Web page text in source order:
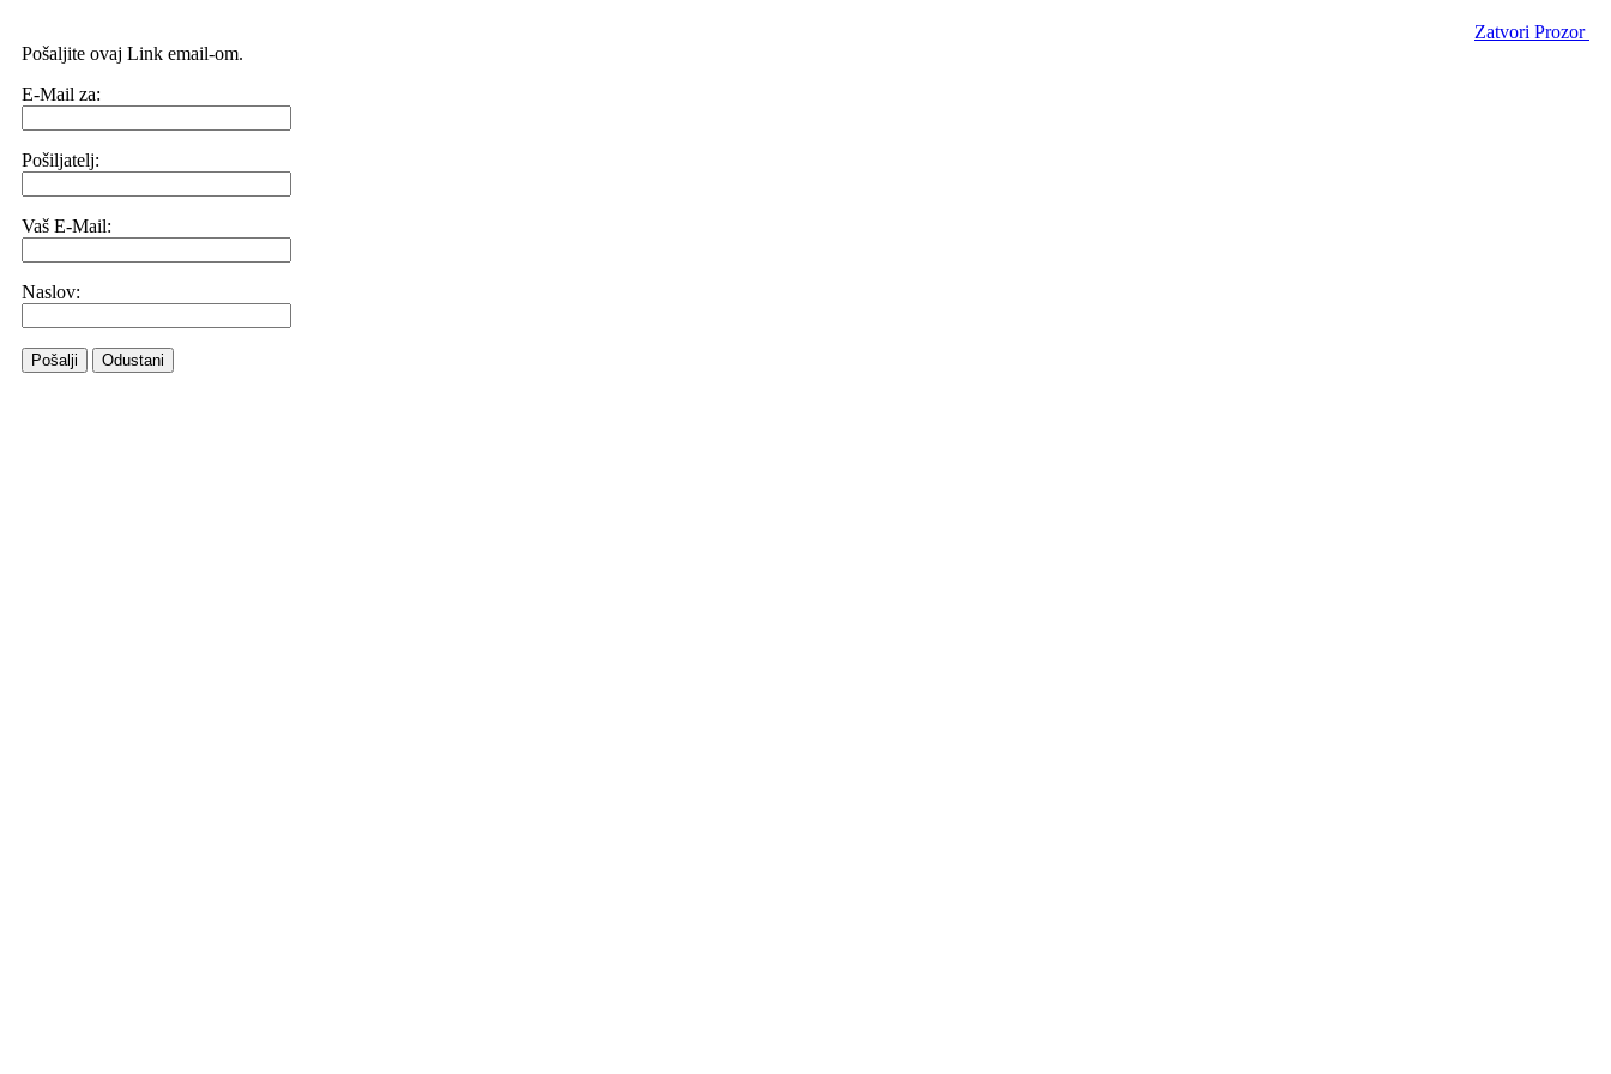
Zatvori Prozor
Pošaljite ovaj Link email-om.
E-Mail za:
Pošiljatelj:
Vaš E-Mail:
Naslov:
Pošalji Odustani